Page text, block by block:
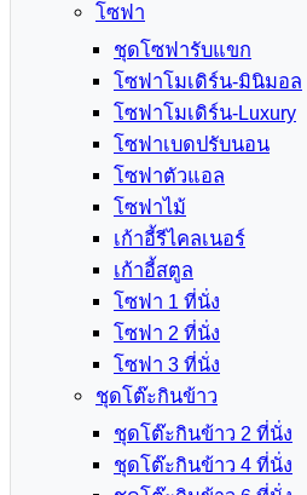
โซฟา
ชุดโซฟารับแขก
โซฟาโมเดิร์น-มินิมอล
โซฟาโมเดิร์น-Luxury
โซฟาเบดปรับนอน
โซฟาตัวแอล
โซฟาไม้
เก้าอี้รีไคลเนอร์
เก้าอี้สตูล
โซฟา 1 ที่นั่ง
โซฟา 2 ที่นั่ง
โซฟา 3 ที่นั่ง
ชุดโต๊ะกินข้าว
ชุดโต๊ะกินข้าว 2 ที่นั่ง
ชุดโต๊ะกินข้าว 4 ที่นั่ง